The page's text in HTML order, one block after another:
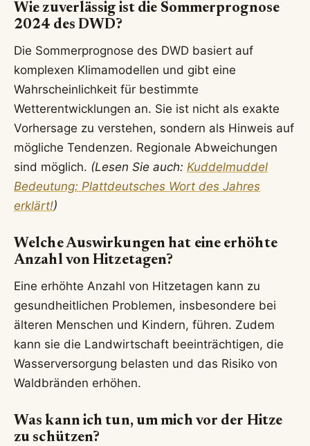
Wie zuverlässig ist die Sommerprognose
2024 des DWD?
Die Sommerprognose des DWD basiert auf
komplexen Klimamodellen und gibt eine
Wahrscheinlichkeit für bestimmte
Wetterentwicklungen an. Sie ist nicht als exakte
Vorhersage zu verstehen, sondern als Hinweis auf
mögliche Tendenzen. Regionale Abweichungen
sind möglich. (Lesen Sie auch: Kuddelmuddel
Bedeutung: Plattdeutsches Wort des Jahres
erklärt!)
Welche Auswirkungen hat eine erhöhte
Anzahl von Hitzetagen?
Eine erhöhte Anzahl von Hitzetagen kann zu
gesundheitlichen Problemen, insbesondere bei
älteren Menschen und Kindern, führen. Zudem
kann sie die Landwirtschaft beeinträchtigen, die
Wasserversorgung belasten und das Risiko von
Waldbränden erhöhen.
Was kann ich tun, um mich vor der Hitze
zu schützen?